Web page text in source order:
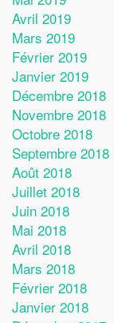
Avril 2019
Mars 2019
Février 2019
Janvier 2019
Décembre 2018
Novembre 2018
Octobre 2018
Septembre 2018
Août 2018
Juillet 2018
Juin 2018
Mai 2018
Avril 2018
Mars 2018
Février 2018
Janvier 2018